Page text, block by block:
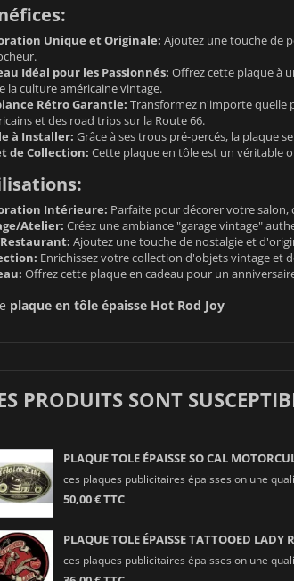
Unique et Originale: Ajoutez une touche de
Idéal pour les Passionnés: Offrez cette plaque à
la culture américaine vintage.
Rétro Garantie: Transformez n'importe quelle
et des road trips sur la Route 66.
à Installer: Grâce à ses trous pré-percés, la plaque
de Collection: Cette plaque en tôle est un véritable
Intérieure: Parfaite pour décorer votre salon,
Atelier: Créez une ambiance "garage vintage"
Ajoutez une touche de nostalgie et
Enrichissez votre collection d'objets vintage et
Offrez cette plaque en cadeau pour un
plaque en tôle épaisse Hot Rod Joy
PRODUITS SONT
PLAQUE TOLE ÉPAISSE SO CAL
ces plaques publicitaires épaisses on une
50,00 € TTC
PLAQUE TOLE ÉPAISSE TATTOOED LADY
ces plaques publicitaires épaisses on une